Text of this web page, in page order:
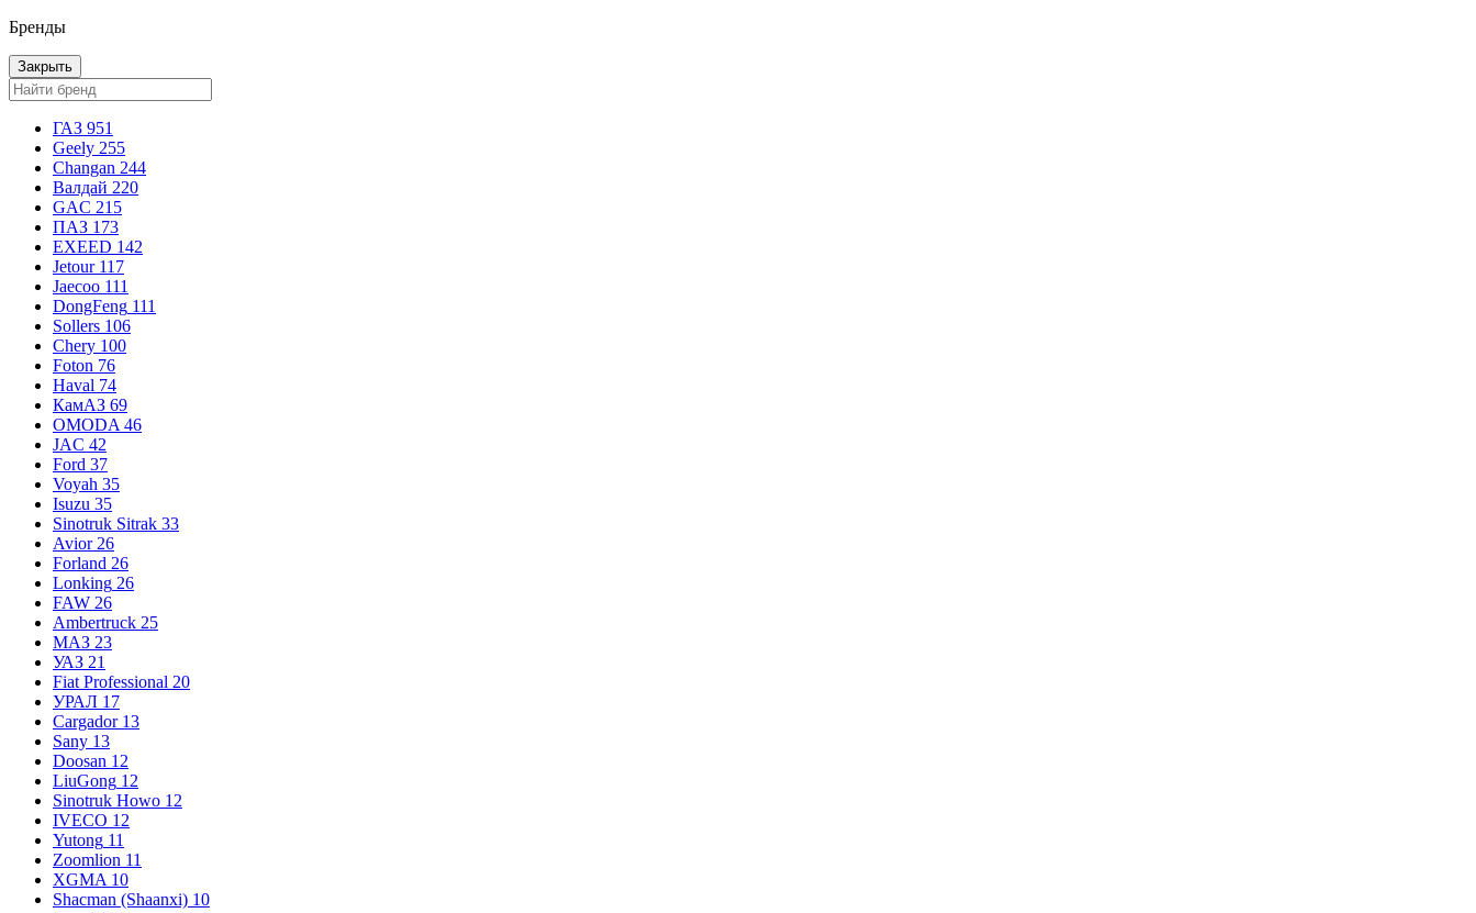
Бренды
Закрыть
ГАЗ 951
Geely 255
Changan 244
Валдай 220
GAC 215
ПАЗ 173
EXEED 142
Jetour 117
Jaecoo 111
DongFeng 111
Sollers 106
Chery 100
Foton 76
Haval 74
КамАЗ 69
OMODA 46
JAC 42
Ford 37
Voyah 35
Isuzu 35
Sinotruk Sitrak 33
Avior 26
Forland 26
Lonking 26
FAW 26
Ambertruck 25
МАЗ 23
УАЗ 21
Fiat Professional 20
УРАЛ 17
Cargador 13
Sany 13
Doosan 12
LiuGong 12
Sinotruk Howo 12
IVECO 12
Yutong 11
Zoomlion 11
XGMA 10
Shacman (Shaanxi) 10